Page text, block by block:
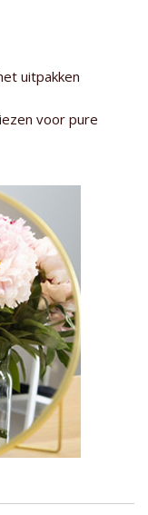
uitpakken
voor pure